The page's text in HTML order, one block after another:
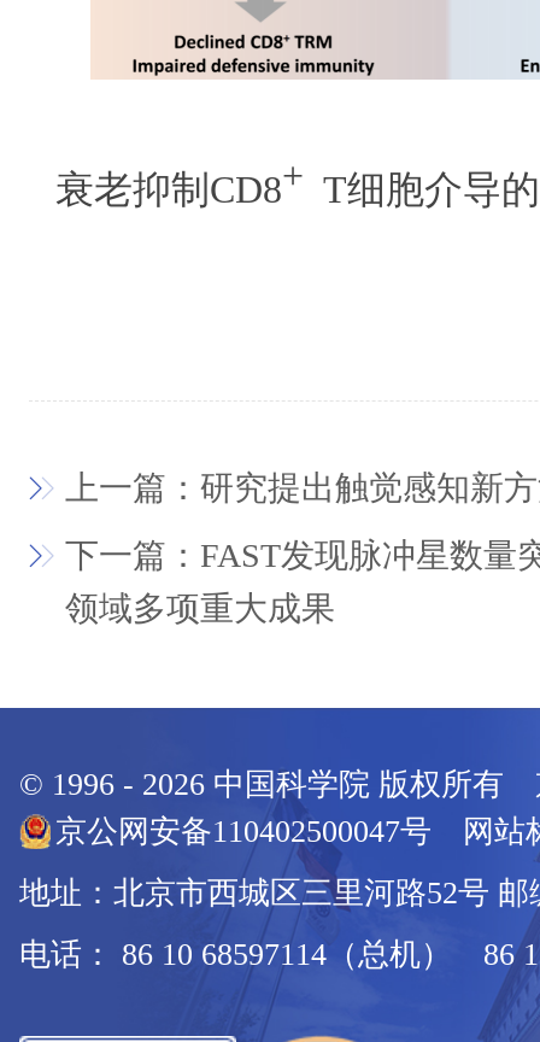
衰老抑制CD8+ T细胞介导
上一篇：研究提出触觉感知新
下一篇：FAST发现脉冲星数量
领域多项重大成果
© 1996 - 2026 中国科学院 版权所有
京公网安备110402500047号 网站
地址：北京市西城区三里河路52号 邮
电话： 86 10 68597114（总机） 86